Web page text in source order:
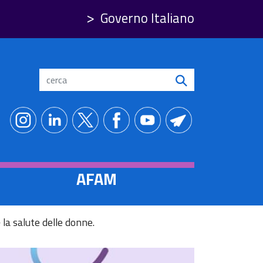
Governo Italiano
Search
AFAM
salute delle donne.